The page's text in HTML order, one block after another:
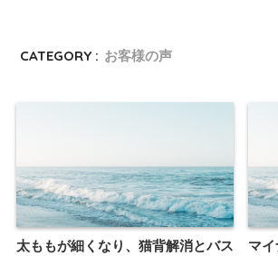
CATEGORY : お客様の声
太ももが細くなり、猫背解消とバス
マ